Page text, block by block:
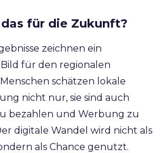
für die Zukunft?
zeichnen ein
für den regionalen
schätzen lokale
nicht nur, sie sind auch
bezahlen und Werbung zu
digitale Wandel wird nicht als
als Chance genutzt.